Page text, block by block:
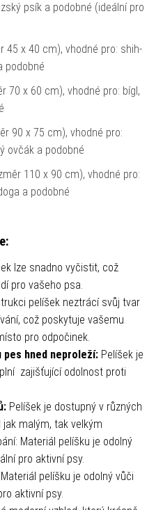
psík a podobné (ideální pro
45 x 40 cm), vhodné pro: shih-
podobné
70 x 60 cm), vhodné pro: bígl,
90 x 75 cm), vhodné pro:
ovčák a podobné
110 x 90 cm), vhodné pro:
a podobné
lze snadno vyčistit, což
pro vašeho psa.
pelíšek neztrácí svůj tvar
což poskytuje vašemu
pro odpočinek.
pes hned neproleží: Pelíšek je
zajišťující odolnost proti
Pelíšek je dostupný v různých
malým, tak velkým
Materiál pelíšku je odolný
pro aktivní psy.
Materiál pelíšku je odolný vůči
aktivní psy.